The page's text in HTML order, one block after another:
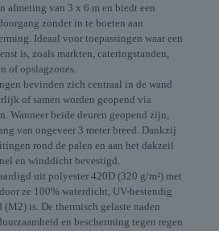
afmeting van 3 x 6 m en biedt een
zonder in te boeten aan
Ideaal voor toepassingen waar een
is, zoals markten, cateringstanden,
of opslagzones.
bevinden zich centraal in de wand
of samen worden geopend via
Wanneer beide deuren geopend zijn,
van ongeveer 3 meter breed. Dankzij
rond de palen en aan het dakzeil
en winddicht bevestigd.
uit polyester 420D (320 g/m²) met
ze 100% waterdicht, UV-bestendig
(M2) is. De thermisch gelaste naden
en bescherming tegen regen